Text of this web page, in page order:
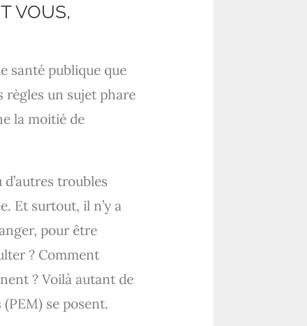
VOUS,
santé publique que
règles un sujet phare
la moitié de
troubles
Et surtout, il n’y a
pour être
? Comment
? Voilà autant de
se posent.